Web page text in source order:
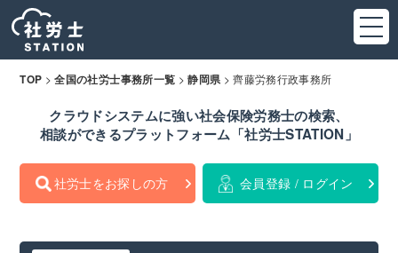
TOP >全国の社労士事務所一覧 >静岡県 >齊藤労務行政事務所
クラウドシステムに強い社会保険労務士の検索、
相談ができるプラットフォーム「社労士STATION」
社労士をお探しの方 会員登録 / ログイン